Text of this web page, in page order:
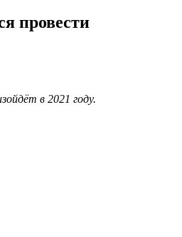
провести
в 2021 году.